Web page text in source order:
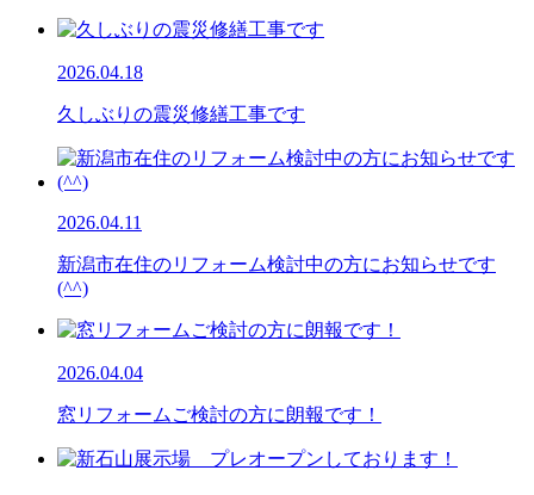
2026.04.18
久しぶりの震災修繕工事です
2026.04.11
新潟市在住のリフォーム検討中の方にお知らせです
(^^)
2026.04.04
窓リフォームご検討の方に朗報です！